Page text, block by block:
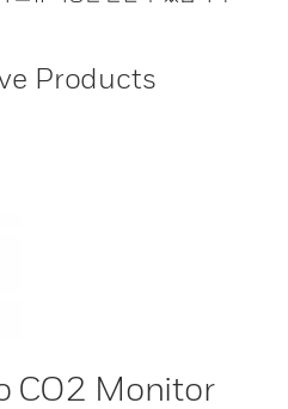
Products
CO2 Monitor